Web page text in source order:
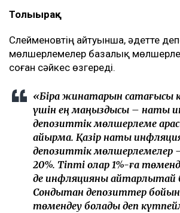
Толығырақ
Сүлейменовтің айтуынша, әдетте
мөлшерлемелер базалық
соған сәйкес өзгереді.
«Бірақ жинақтарын сақтағысы
үшін ең маңыздысы – нақты
депозиттік мөлшерлеме
айырма. Қазір нақты
депозиттік мөлшерлемелер
20%. Тіпті олар 1%-ға
де инфляцияны айтарлықтай
Сондықтан депозиттер
төмендеу болады деп